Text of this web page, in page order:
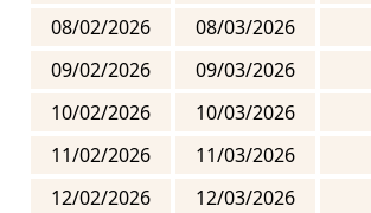
08/02/2026
08/03/2026
09/02/2026
09/03/2026
10/02/2026
10/03/2026
11/02/2026
11/03/2026
12/02/2026
12/03/2026